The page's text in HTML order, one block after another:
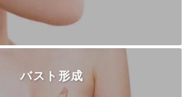
バスト形成